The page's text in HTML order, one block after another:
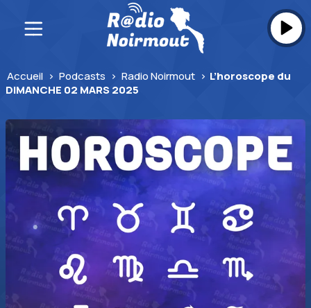
Accueil > Podcasts > Radio Noirmout > L’horoscope du
DIMANCHE 02 MARS 2025